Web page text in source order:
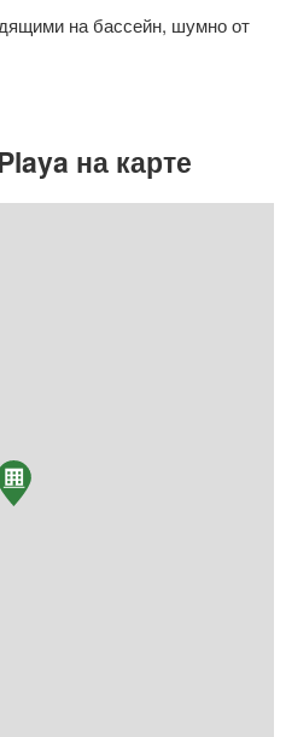
на бассейн, шумно от
на карте